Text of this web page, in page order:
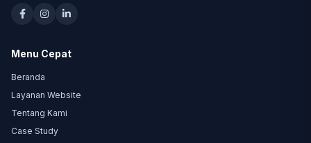
Menu Cepat
Beranda
Layanan Website
Tentang Kami
Case Study